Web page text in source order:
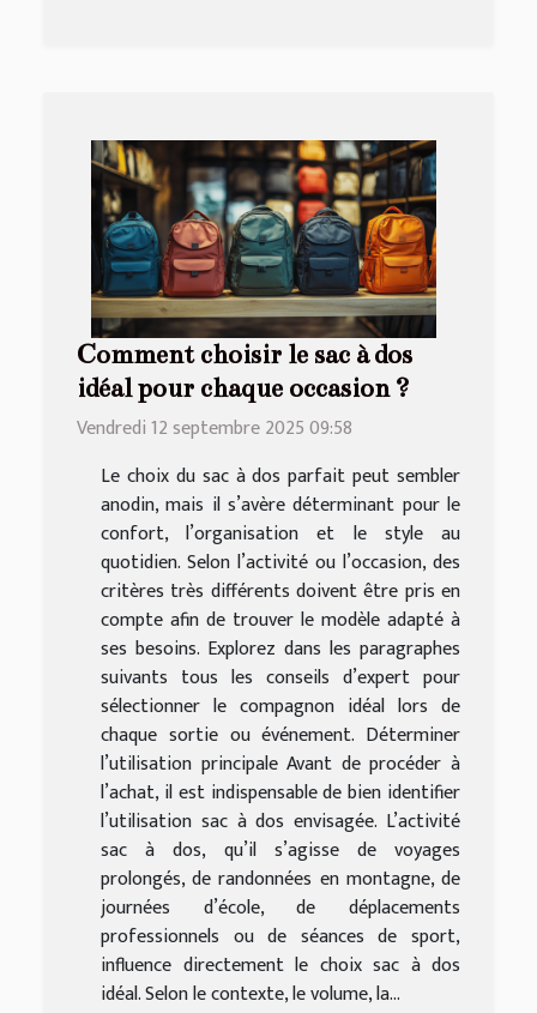
Comment choisir le sac à dos
idéal pour chaque occasion ?
Vendredi 12 septembre 2025 09:58
Le choix du sac à dos parfait peut sembler
anodin, mais il s’avère déterminant pour le
confort, l’organisation et le style au
quotidien. Selon l’activité ou l’occasion, des
critères très différents doivent être pris en
compte afin de trouver le modèle adapté à
ses besoins. Explorez dans les paragraphes
suivants tous les conseils d’expert pour
sélectionner le compagnon idéal lors de
chaque sortie ou événement. Déterminer
l’utilisation principale Avant de procéder à
l’achat, il est indispensable de bien identifier
l’utilisation sac à dos envisagée. L’activité
sac à dos, qu’il s’agisse de voyages
prolongés, de randonnées en montagne, de
journées d’école, de déplacements
professionnels ou de séances de sport,
influence directement le choix sac à dos
idéal. Selon le contexte, le volume, la...